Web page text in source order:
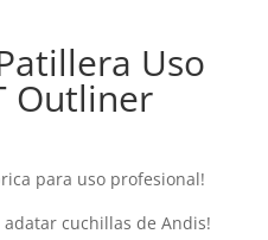
Uso
Outliner
para uso profesional!
cuchillas de Andis!